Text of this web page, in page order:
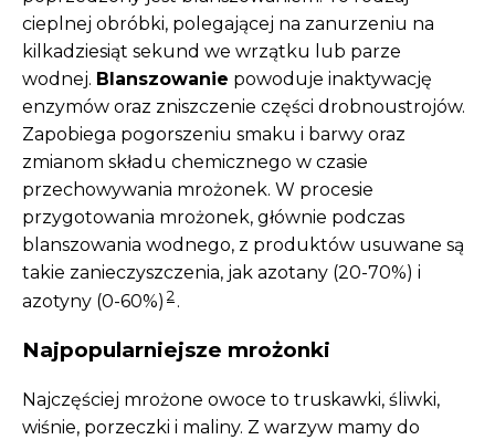
cieplnej obróbki, polegającej na zanurzeniu na
kilkadziesiąt sekund we wrzątku lub parze
wodnej. Blanszowanie powoduje inaktywację
enzymów oraz zniszczenie części drobnoustrojów.
Zapobiega pogorszeniu smaku i barwy oraz
zmianom składu chemicznego w czasie
przechowywania mrożonek. W procesie
przygotowania mrożonek, głównie podczas
blanszowania wodnego, z produktów usuwane są
takie zanieczyszczenia, jak azotany (20-70%) i
azotyny (0-60%) 2.
Najpopularniejsze mrożonki
Najczęściej mrożone owoce to truskawki, śliwki,
wiśnie, porzeczki i maliny. Z warzyw mamy do